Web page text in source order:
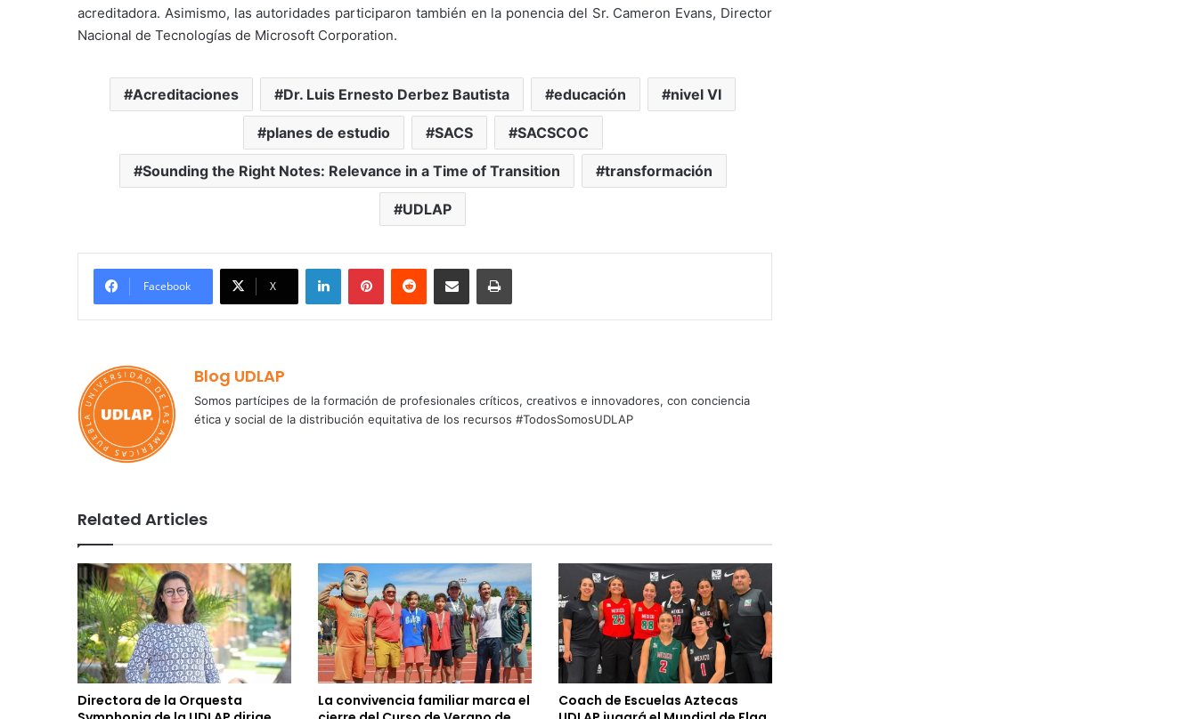
acreditadora. Asimismo, las autoridades participaron también en la ponencia del Sr. Cameron Evans, Director
Nacional de Tecnologías de Microsoft Corporation.
Acreditaciones Dr. Luis Ernesto Derbez Bautista educación nivel VI
planes de estudio SACS SACSCOC
Sounding the Right Notes: Relevance in a Time of Transition transformación
UDLAP
Facebook X
LinkedInPinterestReddit Share via Email Print
Blog UDLAP
Somos partícipes de la formación de profesionales críticos, creativos e innovadores, con conciencia
ética y social de la distribución equitativa de los recursos #TodosSomosUDLAP
Related Articles
Directora de la Orquesta
La convivencia familiar marca el
Coach de Escuelas Aztecas